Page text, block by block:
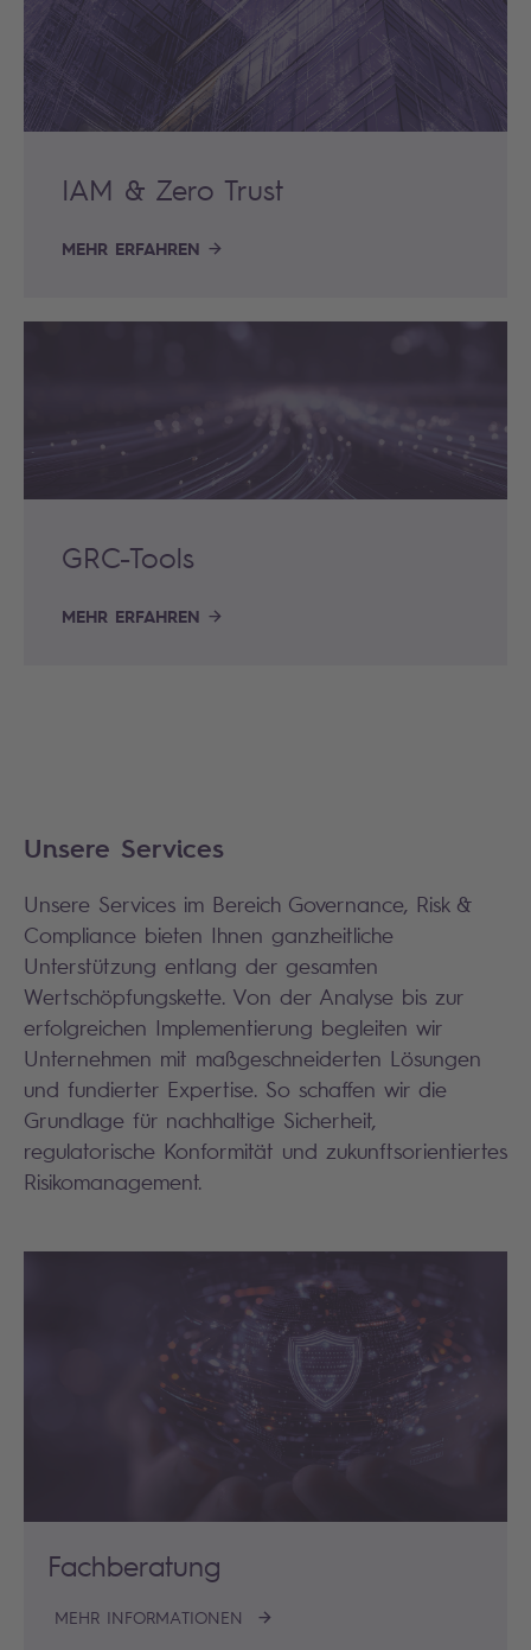
IAM & Zero Trust
MEHR ERFAHREN
GRC-Tools
MEHR ERFAHREN
Unsere Services
Unsere Services im Bereich Governance, Risk &
Compliance bieten Ihnen ganzheitliche
Unterstützung entlang der gesamten
Wertschöpfungskette. Von der Analyse bis zur
erfolgreichen Implementierung begleiten wir
Unternehmen mit maßgeschneiderten Lösungen
und fundierter Expertise. So schaffen wir die
Grundlage für nachhaltige Sicherheit,
regulatorische Konformität und zukunftsorientiertes
Risikomanagement.
Fachberatung
MEHR INFORMATIONEN